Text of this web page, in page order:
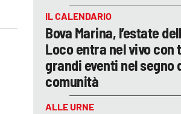
IL CALENDARIO
Bova Marina, l’estate
Loco entra nel vivo con
grandi eventi nel segno
comunità
ALLE URNE